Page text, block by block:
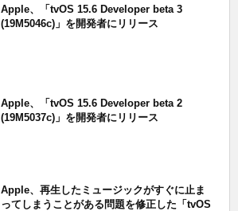
Apple、「tvOS 15.6 Developer beta 3
(19M5046c)」を開発者にリリース
Apple、「tvOS 15.6 Developer beta 2
(19M5037c)」を開発者にリリース
Apple、再生したミュージックがすぐに止ま
ってしまうことがある問題を修正した「tvOS